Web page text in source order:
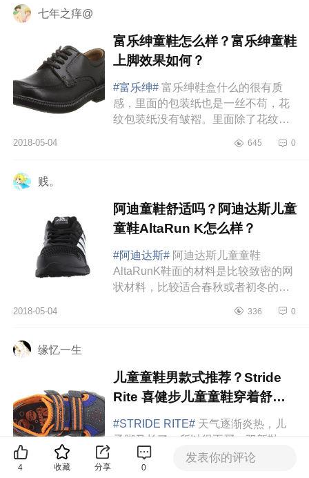
七年之痒@
富乐绅童鞋怎么样？富乐绅童鞋
上脚效果如何？
#富乐绅# 富乐绅鞋盒什么的很有质
感，里面的包装纸也是一丝不苟，花
纹包装纸没有皱褶。里面除了花纹纸
质感不错，之前的富乐绅大人鞋也
2018-05-04 645 0
贱。
阿迪童鞋舒适吗？阿迪达斯儿童
童鞋AltaRun K怎么样？
#阿迪达斯# 阿迪达斯儿童童鞋
AltaRunK鞋面的材料是比较致密的网
状材料，比较适合春秋或者初冬的天
很经典，鞋跟处虽然没有大人款的
2018-05-04 336 0
缘忆一生
儿童童鞋男款式推荐？Stride
Rite 喜健步儿童童鞋穿着舒适
吗？
#STRIDE RITE# 天气逐渐炎热，儿
子脚又长了，所以得再买一双新鞋，
之前买过StrideRite喜健步的鞋子，感
觉儿子穿着不错。准备再买一双。
4 收藏 分享 0
发表你的评论